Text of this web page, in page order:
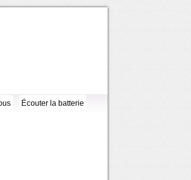
Écouter la batterie